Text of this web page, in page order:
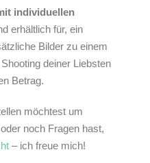
individuellen
erhältlich für, ein
Bilder zu einem
deiner Liebsten
Betrag.
möchtest um
noch Fragen hast,
– ich freue mich!